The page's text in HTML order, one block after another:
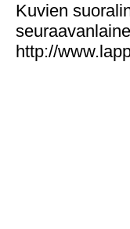
Kuvien
http://